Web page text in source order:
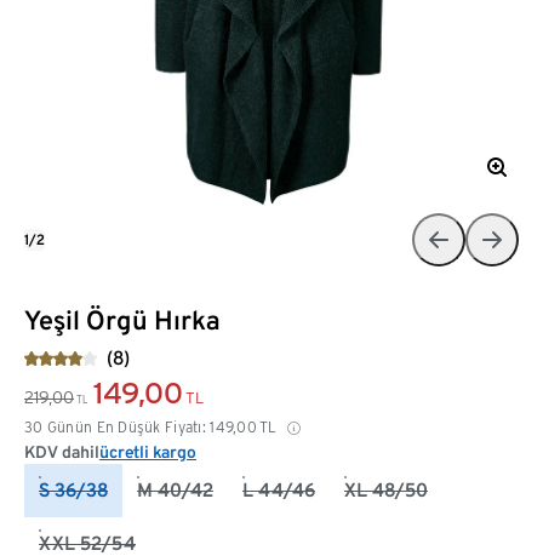
Yeşil Örgü Hırka
(8)
219,00 TL 149,00 TL
30 Günün En Düşük Fiyatı: 149,00 TL
KDV dahilücretli kargo
S 36/38 M 40/42 L 44/46 XL 48/50
XXL 52/54
1/2